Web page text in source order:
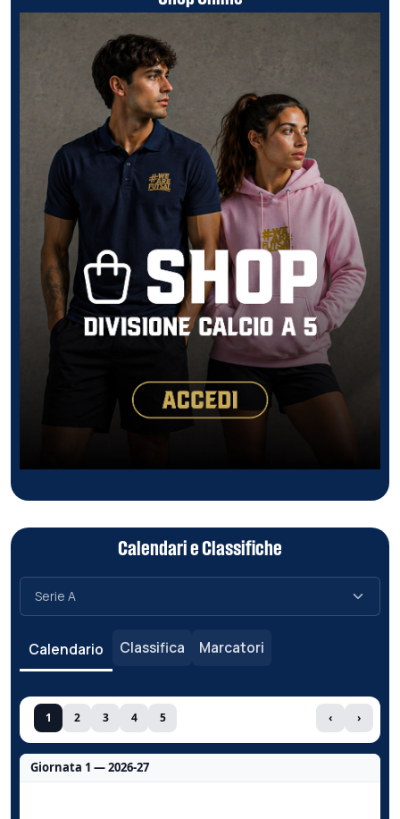
Calendari e Classifiche
Calendario Classifica Marcatori
1 2 3 4 5 ‹ ›
Giornata 1 — 2026-27